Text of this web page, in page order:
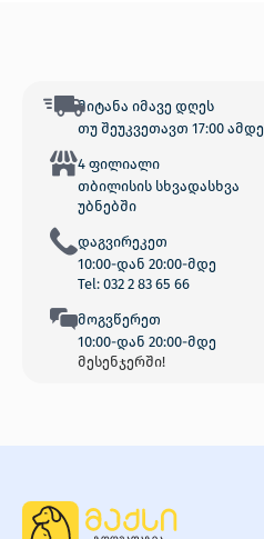
მიტანა იმავე დღეს
თუ შეუკვეთავთ 17:00 ამდე
4 ფილიალი
თბილისის სხვადასხვა
უბნებში
დაგვირეკეთ
10:00-დან 20:00-მდე
Tel: 032 2 83 65 66
მოგვწერეთ
10:00-დან 20:00-მდე
მესენჯერში!